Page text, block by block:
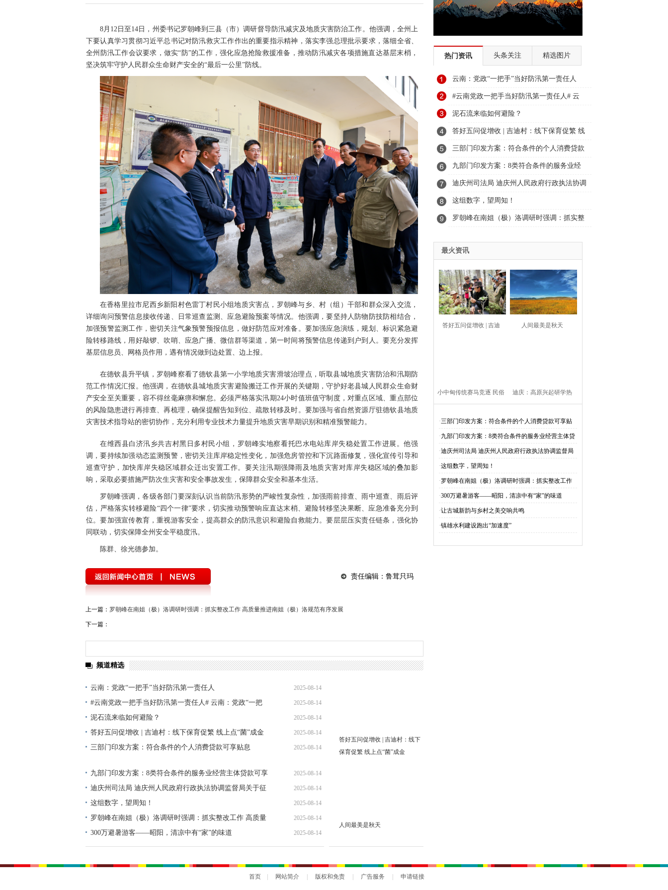
8月12日至14日，州委书记罗朝峰到三县（市）调研督导防汛减灾及地质灾害防治工作。他强调，全州上
下要认真学习贯彻习近平总书记对防汛救灾工作作出的重要指示精神，落实李强总理批示要求，落细全省、
全州防汛工作会议要求，做实“防”的工作，强化应急抢险救援准备，推动防汛减灾各项措施直达基层末梢，
坚决筑牢守护人民群众生命财产安全的“最后一公里”防线。
在香格里拉市尼西乡新阳村色雷丁村民小组地质灾害点，罗朝峰与乡、村（组）干部和群众深入交流，
详细询问预警信息接收传递、日常巡查监测、应急避险预案等情况。他强调，要坚持人防物防技防相结合，
加强预警监测工作，密切关注气象预警预报信息，做好防范应对准备。要加强应急演练，规划、标识紧急避
险转移路线，用好敲锣、吹哨、应急广播、微信群等渠道，第一时间将预警信息传递到户到人。要充分发挥
基层信息员、网格员作用，遇有情况做到边处置、边上报。
在德钦县升平镇，罗朝峰察看了德钦县第一小学地质灾害滑坡治理点，听取县城地质灾害防治和汛期防
范工作情况汇报。他强调，在德钦县城地质灾害避险搬迁工作开展的关键期，守护好老县城人民群众生命财
产安全至关重要，容不得丝毫麻痹和懈怠。必须严格落实汛期24小时值班值守制度，对重点区域、重点部位
的风险隐患进行再排查、再梳理，确保提醒告知到位、疏散转移及时。要加强与省自然资源厅驻德钦县地质
灾害技术指导站的密切协作，充分利用专业技术力量提升地质灾害早期识别和精准预警能力。
在维西县白济汛乡共吉村黑日多村民小组，罗朝峰实地察看托巴水电站库岸失稳处置工作进展。他强
调，要持续加强动态监测预警，密切关注库岸稳定性变化，加强危房管控和下沉路面修复，强化宣传引导和
巡查守护，加快库岸失稳区域群众迁出安置工作。要关注汛期强降雨及地质灾害对库岸失稳区域的叠加影
响，采取必要措施严防次生灾害和安全事故发生，保障群众安全和基本生活。
罗朝峰强调，各级各部门要深刻认识当前防汛形势的严峻性复杂性，加强雨前排查、雨中巡查、雨后评
估，严格落实转移避险“四个一律”要求，切实推动预警响应直达末梢、避险转移坚决果断、应急准备充分到
位。要加强宣传教育，重视游客安全，提高群众的防汛意识和避险自救能力。要层层压实责任链条，强化协
同联动，切实保障全州安全平稳度汛。
陈群、徐光德参加。
责任编辑：鲁茸只玛
上一篇： 罗朝峰在南姐（极）洛调研时强调：抓实整改工作 高质量推进南姐（极）洛规范有序发展
下一篇：
频道精选
云南：党政“一把手”当好防汛第一责任人 2025-08-14
#云南党政一把手当好防汛第一责任人# 云南：党政“一把
手”当好防汛第一责任人
2025-08-14
泥石流来临如何避险？ 2025-08-14
答好五问促增收 | 吉迪村：线下保育促繁 线上点“菌”成金 2025-08-14
三部门印发方案：符合条件的个人消费贷款可享贴息 2025-08-14
九部门印发方案：8类符合条件的服务业经营主体贷款可享
贴息
2025-08-14
迪庆州司法局 迪庆州人民政府行政执法协调监督局关于征
集行政执法领域突出问题线索的公告
2025-08-14
这组数字，望周知！ 2025-08-14
罗朝峰在南姐（极）洛调研时强调：抓实整改工作 高质量
推进南姐（极）洛规范有序发展
2025-08-14
300万避暑游客——昭阳，清凉中有“家”的味道 2025-08-14
答好五问促增收 | 吉迪村：线下
保育促繁 线上点“菌”成金
人间最美是秋天
热门资讯 头条关注 精选图片
云南：党政“一把手”当好防汛第一责任人
#云南党政一把手当好防汛第一责任人# 云
南：党政“一把手”当好防汛第一责任人
泥石流来临如何避险？
答好五问促增收 | 吉迪村：线下保育促繁 线
上点“菌”成金
三部门印发方案：符合条件的个人消费贷款
可享贴息
九部门印发方案：8类符合条件的服务业经
营主体贷款可享贴息
迪庆州司法局 迪庆州人民政府行政执法协调
监督局关于征集行政执法领域突出问题线索
的公告
这组数字，望周知！
罗朝峰在南姐（极）洛调研时强调：抓实整
展
最火资讯
答好五问促增收 | 吉迪 人间最美是秋天
小中甸传统赛马竞逐 民俗 迪庆：高原兴起研学热
·三部门印发方案：符合条件的个人消费贷款可享贴
息
·九部门印发方案：8类符合条件的服务业经营主体贷
款可享贴息
·迪庆州司法局 迪庆州人民政府行政执法协调监督局
关于征集行政执法领域突出问题线索的公告
·这组数字，望周知！
·罗朝峰在南姐（极）洛调研时强调：抓实整改工作
高质量推进南姐（极）洛规范有序发展
·300万避暑游客——昭阳，清凉中有“家”的味道
·让古城新韵与乡村之美交响共鸣
·镇雄水利建设跑出“加速度”